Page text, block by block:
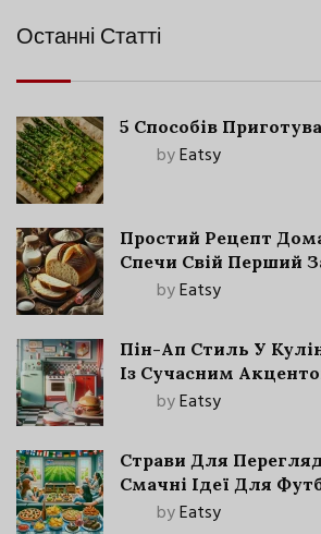
Останні Статті
5 Способів
byEatsy
Простий Рецепт
Спечи Свій Перший
byEatsy
Пін-Ап Стиль У
Із Сучасним
byEatsy
Страви Для
Смачні Ідеї Для
byEatsy